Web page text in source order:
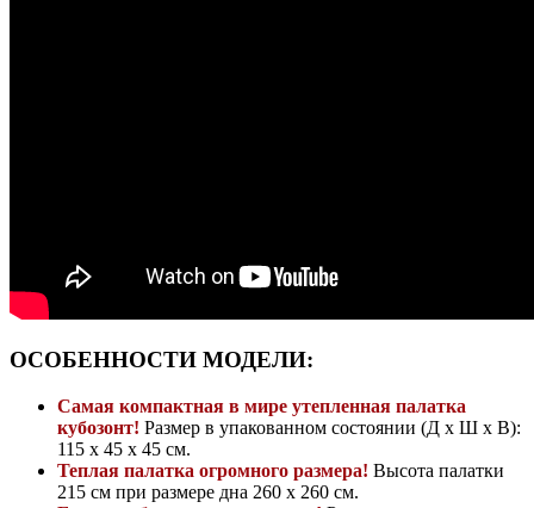
ОСОБЕННОСТИ МОДЕЛИ:
Самая компактная в мире утепленная палатка
кубозонт! Размер в упакованном состоянии (Д х Ш х В):
115 х 45 х 45 см.
Теплая палатка огромного размера! Высота палатки
215 см при размере дна 260 х 260 см.